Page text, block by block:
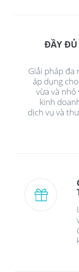
ĐẦY ĐỦ
Giải pháp đa
áp dụng
vừa và
kinh
dịch vụ và